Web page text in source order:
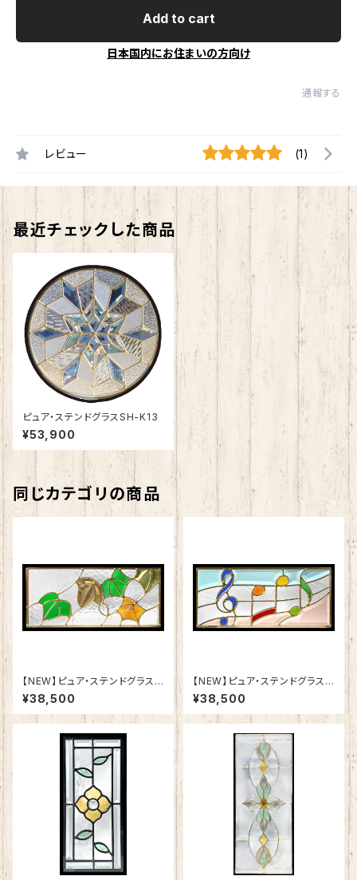
Add to cart
日本国内にお住まいの方向け
通報する
レビュー (1)
最近チェックした商品
ピュア・ステンドグラスSH-K13
¥53,900
同じカテゴリの商品
【NEW】ピュア・ステンドグラスS
H-K17
¥38,500
【NEW】ピュア・ステンドグラスS
H-K18
¥38,500